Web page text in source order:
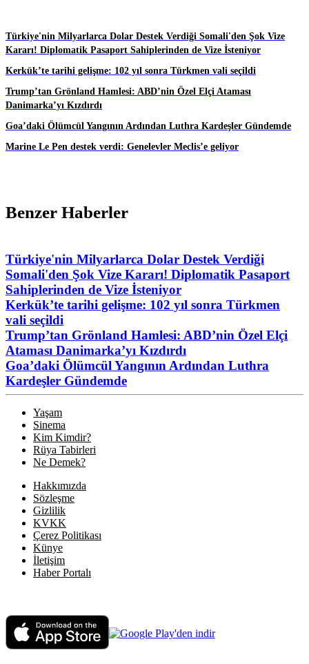
Türkiye'nin Milyarlarca Dolar Destek Verdiği Somali'den Şok Vize
Kararı! Diplomatik Pasaport Sahiplerinden de Vize İsteniyor
Kerkük’te tarihi gelişme: 102 yıl sonra Türkmen vali seçildi
Trump’tan Grönland Hamlesi: ABD’nin Özel Elçi Ataması
Danimarka’yı Kızdırdı
Goa’daki Ölümcül Yangının Ardından Luthra Kardeşler Gündemde
Marine Le Pen destek verdi: Genelevler Meclis’e geliyor
Benzer Haberler
Türkiye'nin Milyarlarca Dolar Destek Verdiği
Somali'den Şok Vize Kararı! Diplomatik Pasaport
Sahiplerinden de Vize İsteniyor
Kerkük’te tarihi gelişme: 102 yıl sonra Türkmen
vali seçildi
Trump’tan Grönland Hamlesi: ABD’nin Özel Elçi
Ataması Danimarka’yı Kızdırdı
Goa’daki Ölümcül Yangının Ardından Luthra
Kardeşler Gündemde
Yaşam
Sinema
Kim Kimdir?
Rüya Tabirleri
Ne Demek?
Hakkımızda
Sözleşme
Gizlilik
KVKK
Çerez Politikası
Künye
İletişim
Haber Portalı